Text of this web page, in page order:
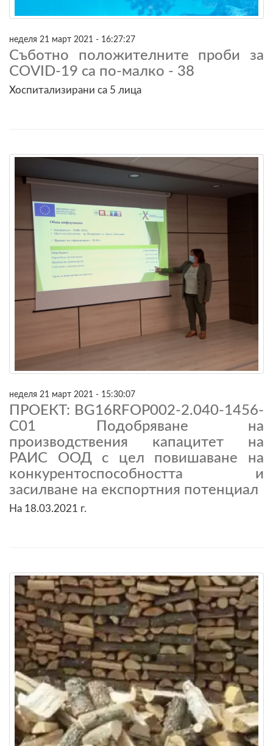
неделя 21 март 2021 - 16:27:27
Съботно положителните проби за
COVID-19 са по-малко - 38
Хоспитализирани са 5 лица
неделя 21 март 2021 - 15:30:07
ПРОЕКТ: BG16RFOP002-2.040-1456-
C01 Подобряване на
производствения капацитет на
РАИС ООД с цел повишаване на
конкурентоспособността и
засилване на експортния потенциал
На 18.03.2021 г.